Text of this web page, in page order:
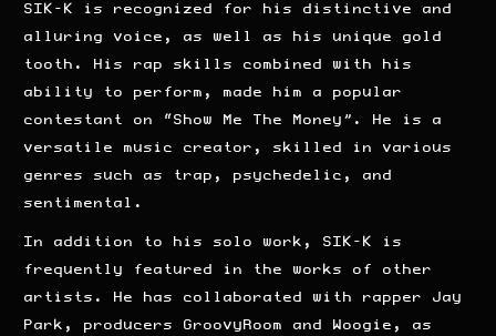
SIK-K is recognized for his distinctive and
alluring voice, as well as his unique gold
tooth. His rap skills combined with his
ability to perform, made him a popular
contestant on “Show Me The Money”. He is a
versatile music creator, skilled in various
genres such as trap, psychedelic, and
sentimental.
In addition to his solo work, SIK-K is
frequently featured in the works of other
artists. He has collaborated with rapper Jay
Park, producers GroovyRoom and Woogie, as